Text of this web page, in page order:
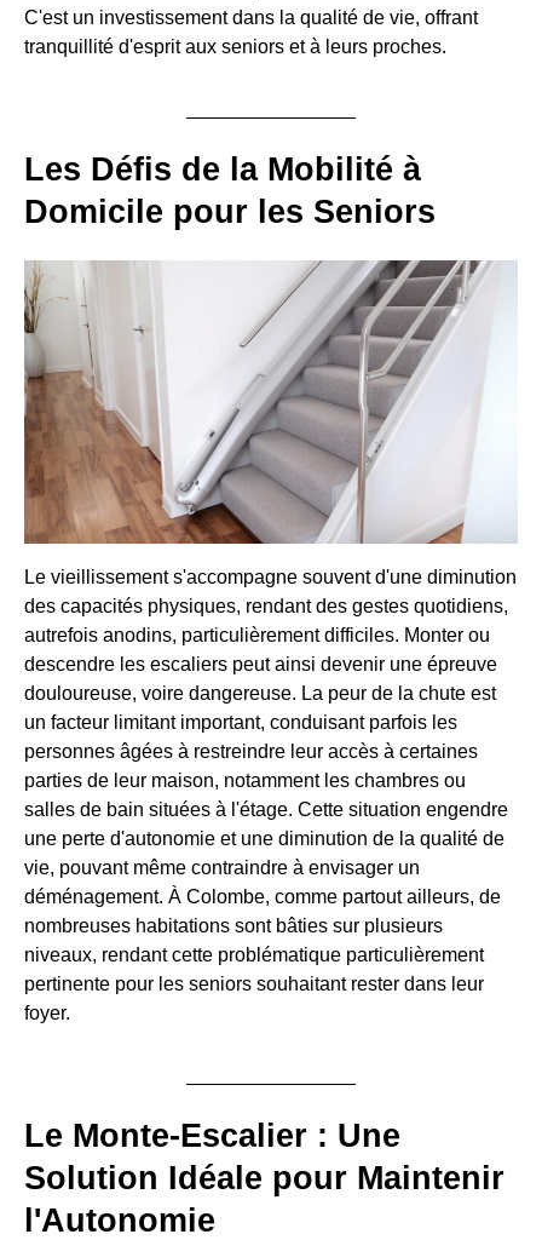
C'est un investissement dans la qualité de vie, offrant
tranquillité d'esprit aux seniors et à leurs proches.
Les Défis de la Mobilité à
Domicile pour les Seniors
Le vieillissement s'accompagne souvent d'une diminution
des capacités physiques, rendant des gestes quotidiens,
autrefois anodins, particulièrement difficiles. Monter ou
descendre les escaliers peut ainsi devenir une épreuve
douloureuse, voire dangereuse. La peur de la chute est
un facteur limitant important, conduisant parfois les
personnes âgées à restreindre leur accès à certaines
parties de leur maison, notamment les chambres ou
salles de bain situées à l'étage. Cette situation engendre
une perte d'autonomie et une diminution de la qualité de
vie, pouvant même contraindre à envisager un
déménagement. À Colombe, comme partout ailleurs, de
nombreuses habitations sont bâties sur plusieurs
niveaux, rendant cette problématique particulièrement
pertinente pour les seniors souhaitant rester dans leur
foyer.
Le Monte-Escalier : Une
Solution Idéale pour Maintenir
l'Autonomie